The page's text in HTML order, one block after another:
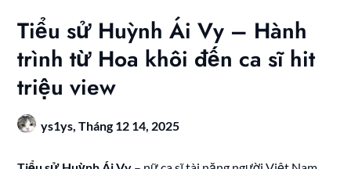
Tiểu sử Huỳnh Ái Vy – Hành
trình từ Hoa khôi đến ca sĩ hit
triệu view
ys1ys,Tháng 12 14, 2025